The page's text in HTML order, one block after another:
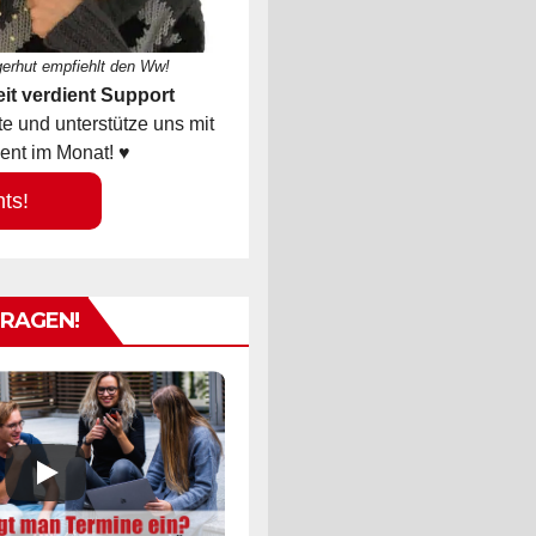
empfiehlt den Ww!
verdient Support
und unterstütze uns mit
im Monat! ♥